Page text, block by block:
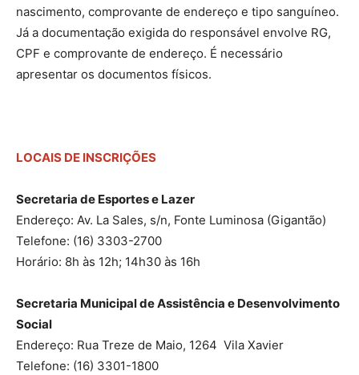
nascimento, comprovante de endereço e tipo sanguíneo.
Já a documentação exigida do responsável envolve RG,
CPF e comprovante de endereço. É necessário
apresentar os documentos físicos.
LOCAIS DE INSCRIÇÕES
Secretaria de Esportes e Lazer
Endereço: Av. La Sales, s/n, Fonte Luminosa (Gigantão)
Telefone: (16) 3303-2700
Horário: 8h às 12h; 14h30 às 16h
Secretaria Municipal de Assistência e Desenvolvimento
Social
Endereço: Rua Treze de Maio, 1264 Vila Xavier
Telefone: (16) 3301-1800